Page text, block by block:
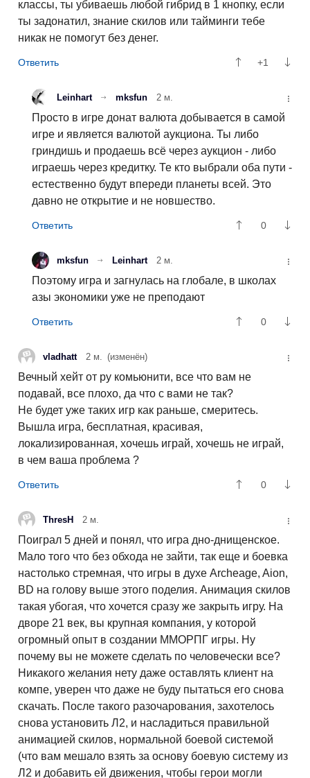
классы, ты убиваешь любой гибрид в 1 кнопку, если
ты задонатил, знание скилов или тайминги тебе
никак не помогут без денег.
+1
Leinhart mksfun 2 м.
Просто в игре донат валюта добывается в самой
игре и является валютой аукциона. Ты либо
гриндишь и продаешь всё через аукцион - либо
играешь через кредитку. Те кто выбрали оба пути -
естественно будут впереди планеты всей. Это
давно не открытие и не новшество.
0
mksfun Leinhart 2 м.
Поэтому игра и загнулась на глобале, в школах
азы экономики уже не преподают
0
vladhatt 2 м. (изменён)
Вечный хейт от ру комьюнити, все что вам не
подавай, все плохо, да что с вами не так?
Не будет уже таких игр как раньше, смеритесь.
Вышла игра, бесплатная, красивая,
локализированная, хочешь играй, хочешь не играй,
в чем ваша проблема ?
0
ThresH 2 м.
Поиграл 5 дней и понял, что игра дно-днищенское.
Мало того что без обхода не зайти, так еще и боевка
настолько стремная, что игры в духе Archeage, Aion,
BD на голову выше этого поделия. Анимация скилов
такая убогая, что хочется сразу же закрыть игру. На
дворе 21 век, вы крупная компания, у которой
огромный опыт в создании ММОРПГ игры. Ну
почему вы не можете сделать по человечески все?
Никакого желания нету даже оставлять клиент на
компе, уверен что даже не буду пытаться его снова
скачать. После такого разочарования, захотелось
снова установить Л2, и насладиться правильной
анимацией скилов, нормальной боевой системой
(что вам мешало взять за основу боевую систему из
Л2 и добавить ей движения, чтобы герои могли